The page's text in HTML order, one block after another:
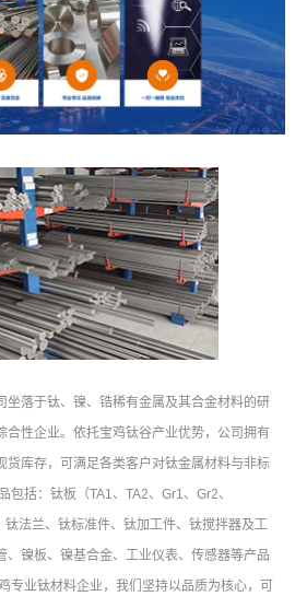
坐落于钛、镍、锆稀有金属及其合金材料的研
合性企业。依托宝鸡钛谷产业优势，公司拥有
货库存，可满足各类客户对钛金属材料与非标
包括：钛板（TA1、TA2、Gr1、Gr2、
法兰、钛标准件、钛加工件、钛搅拌器及工
、镍板、镍基合金、工业仪表、传感器等产品
专业钛材料企业，我们坚持以品质为核心，可